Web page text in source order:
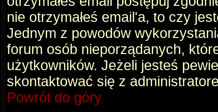
nie otrzymałeś email'a, to czy
Jednym z powodów
forum osób nieporządanych,
użytkowników. Jeżeli jesteś
skontaktować się z
Powrót do góry